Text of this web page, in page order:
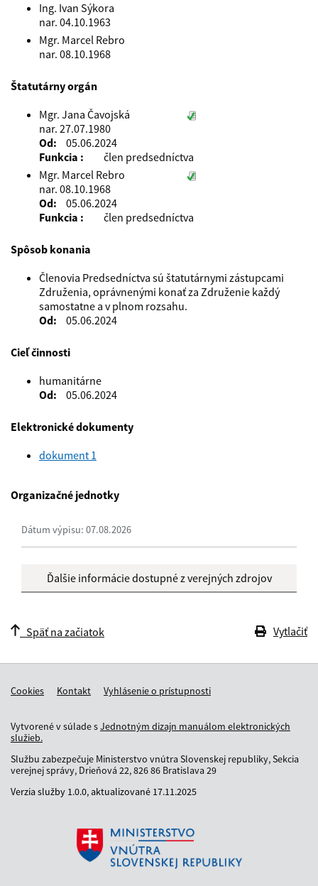
Ing. Ivan Sýkora
nar. 04.10.1963
Mgr. Marcel Rebro
nar. 08.10.1968
Štatutárny orgán
Mgr. Jana Čavojská
nar. 27.07.1980
Od
05.06.2024
Funkcia
člen predsedníctva
Mgr. Marcel Rebro
nar. 08.10.1968
Od
05.06.2024
Funkcia
člen predsedníctva
Spôsob konania
Členovia Predsedníctva sú štatutárnymi zástupcami
Združenia, oprávnenými konať za Združenie každý
samostatne a v plnom rozsahu.
Od
05.06.2024
Cieľ činnosti
humanitárne
Od
05.06.2024
Elektronické dokumenty
dokument 1
Organizačné jednotky
Dátum výpisu: 07.08.2026
Ďalšie informácie dostupné z verejných zdrojov
Späť na začiatok Vytlačiť
Cookies Kontakt Vyhlásenie o prístupnosti
Vytvorené v súlade sJednotným dizajn manuálom elektronických
služieb.
Službu zabezpečuje Ministerstvo vnútra Slovenskej republiky, Sekcia
verejnej správy, Drieňová 22, 826 86 Bratislava 29
Verzia služby 1.0.0,aktualizované 17.11.2025